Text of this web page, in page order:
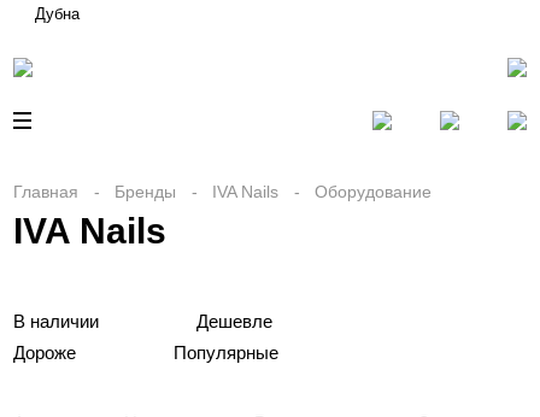
Дубна
Главная Бренды IVA Nails Оборудование
IVA Nails
В наличии
Дешевле
Дороже
Популярные